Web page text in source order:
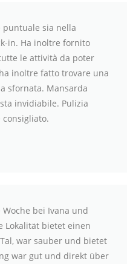
puntuale sia nella
in. Ha inoltre fornito
le attività da poter
inoltre fatto trovare una
sfornata. Mansarda
invidiabile. Pulizia
bei Ivana und
Lokalität bietet einen
war sauber und bietet
war gut und direkt über